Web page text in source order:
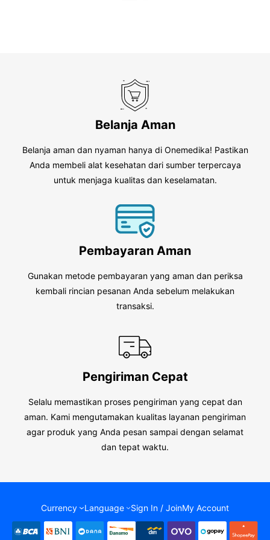
Belanja Aman
Belanja aman dan nyaman hanya di Onemedika! Pastikan
Anda membeli alat kesehatan dari sumber terpercaya
untuk menjaga kualitas dan keselamatan.
Pembayaran Aman
Gunakan metode pembayaran yang aman dan periksa
kembali rincian pesanan Anda sebelum melakukan
transaksi.
Pengiriman Cepat
Selalu memastikan proses pengiriman yang cepat dan
aman. Kami mengutamakan kualitas layanan pengiriman
agar produk yang Anda pesan sampai dengan selamat
dan tepat waktu.
Currency Language Sign In / JoinMy Account